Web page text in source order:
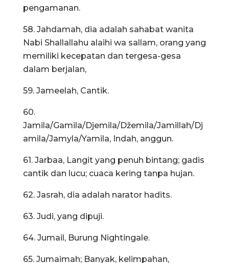
pengamanan.
58. Jahdamah, dia adalah sahabat wanita
Nabi Shallallahu alaihi wa sallam, orang yang
memiliki kecepatan dan tergesa-gesa
dalam berjalan,
59. Jameelah, Cantik.
60.
Jamila/Gamila/Djemila/Džemila/Jamillah/Dj
amila/Jamyla/Yamila, Indah, anggun.
61. Jarbaa, Langit yang penuh bintang; gadis
cantik dan lucu; cuaca kering tanpa hujan.
62. Jasrah, dia adalah narator hadits.
63. Judi, yang dipuji.
64. Jumail, Burung Nightingale.
65. Jumaimah; Banyak, kelimpahan,